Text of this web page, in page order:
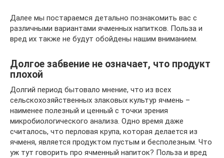
Далее мы постараемся детально познакомить вас с
различными вариантами ячменных напитков. Польза и
вред их также не будут обойдены нашим вниманием.
Долгое забвение не означает, что продукт
плохой
Долгий период бытовало мнение, что из всех
сельскохозяйственных злаковых культур ячмень –
наименее полезный и ценный с точки зрения
микробиологического анализа. Одно время даже
считалось, что перловая крупа, которая делается из
ячменя, является продуктом пустым и бесполезным. Что
уж тут говорить про ячменный напиток? Польза и вред